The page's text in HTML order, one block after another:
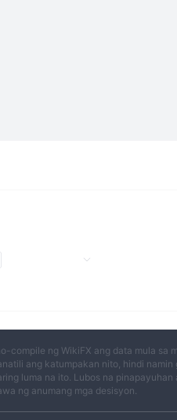
compile ng WikiFX ang data mula sa
ang katumpakan nito, hindi
luma na ito. Lubos na
ng anumang mga desisyon.